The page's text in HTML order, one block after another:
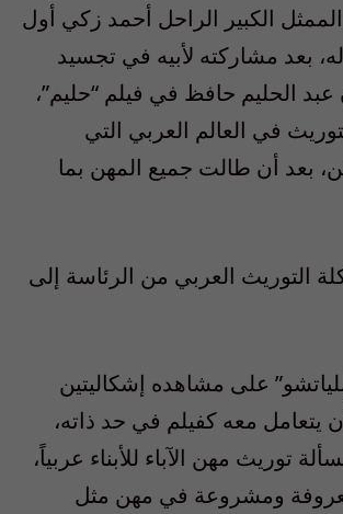
الكبير الراحل أحمد زكي أول
بعد مشاركته لأبيه في تجسيد
الحليم حافظ في فيلم “حليم”،
في العالم العربي التي
بعد أن طالت جميع المهن بما
التوريث العربي من الرئاسة إلى
على مشاهده إشكاليتين
يتعامل معه كفيلم في حد ذاته،
توريث مهن الآباء للأبناء عربياً،
ومشروعة في مهن مثل